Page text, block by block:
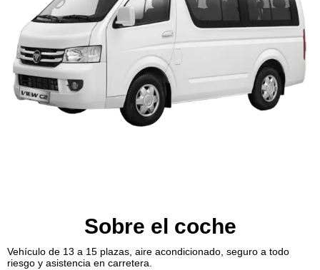
Sobre el coche
Vehículo de 13 a 15 plazas, aire acondicionado, seguro a todo
riesgo y asistencia en carretera.